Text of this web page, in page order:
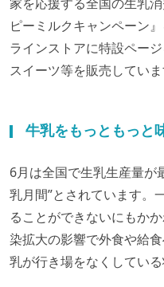
ピーミルクキャンペーン
ラインストアに特設ペー
スイーツ等を販売していま
牛乳をもっともっと
6月は全国で生乳生産量が
乳月間”とされています。
ることができないにもか
染拡大の影響で外食や給
乳が行き場をなくしている